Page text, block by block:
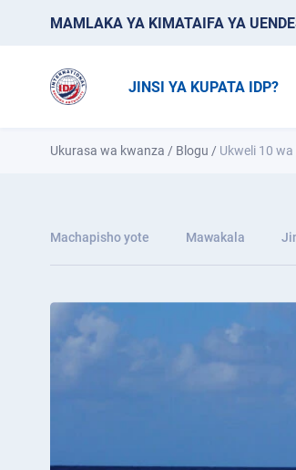
MAMLAKA YA KIMATAIFA YA
JINSI YA KUPATA IDP?
Ukurasa wa kwanza / Blogu / Ukweli 10
Machapisho yote Mawakala